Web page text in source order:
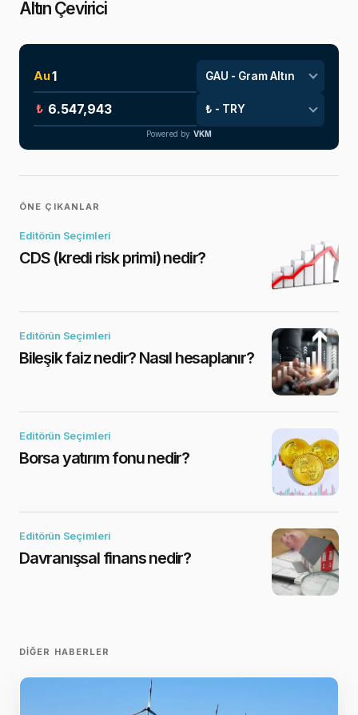
Altın Çevirici
Au
₺
Powered by VKM
ÖNE ÇIKANLAR
Editörün Seçimleri
CDS (kredi risk primi) nedir?
Editörün Seçimleri
Bileşik faiz nedir? Nasıl hesaplanır?
Editörün Seçimleri
Borsa yatırım fonu nedir?
Editörün Seçimleri
Davranışsal finans nedir?
DIĞER HABERLER